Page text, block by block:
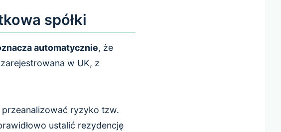
spółki
automatycznie, że
w UK, z
ryzyko tzw.
ustalić rezydencję